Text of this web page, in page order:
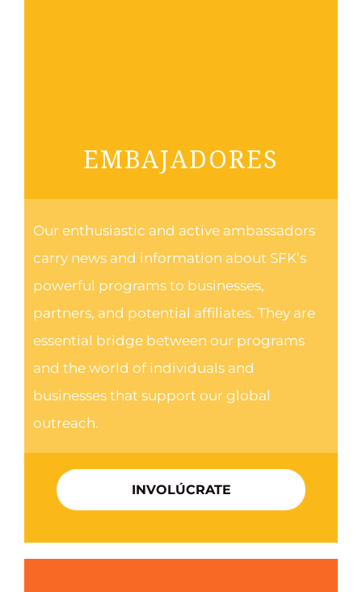
EMBAJADORES
Our enthusiastic and active ambassadors
carry news and information about SFK’s
powerful programs to businesses,
partners, and potential affiliates. They are
essential bridge between our programs
and the world of individuals and
businesses that support our global
outreach.
INVOLÚCRATE